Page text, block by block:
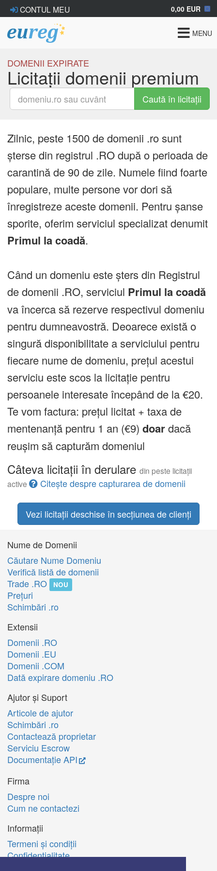
CONTUL MEU 0,00 EUR
Toggle
MENU
DOMENII EXPIRATE
Licitații domenii premium
Caută în licitații
Zilnic, peste 1500 de domenii .ro sunt
șterse din registrul .RO după o perioada de
carantină de 90 de zile. Numele fiind foarte
populare, multe persone vor dori să
înregistreze aceste domenii. Pentru șanse
sporite, oferim serviciul specializat denumit
Primul la coadă.
Când un domeniu este șters din Registrul
de domenii .RO, serviciul Primul la coadă
va încerca să rezerve respectivul domeniu
pentru dumneavostră. Deoarece există o
singură disponibilitate a serviciului pentru
fiecare nume de domeniu, prețul acestui
serviciu este scos la licitație pentru
persoanele interesate începând de la €20.
Te vom factura: prețul licitat + taxa de
mentenanță pentru 1 an (€9) doardacă
reușim să capturăm domeniul
Câteva licitații în derulare din peste licitații
active
Citește despre capturarea de domenii
Vezi licitații deschise în secțiunea de clienți
Nume de Domenii
Căutare Nume Domeniu
Verifică listă de domenii
Trade .RO
NOU
Preţuri
Schimbări .ro
Extensii
Domenii .RO
Domenii .EU
Domenii .COM
Dată expirare domeniu .RO
Ajutor și Suport
Articole de ajutor
Schimbări .ro
Contactează proprietar
Serviciu Escrow
Documentație API
Firma
Despre noi
Cum ne contactezi
Informații
Termeni şi condiţii
Confidenţialitate